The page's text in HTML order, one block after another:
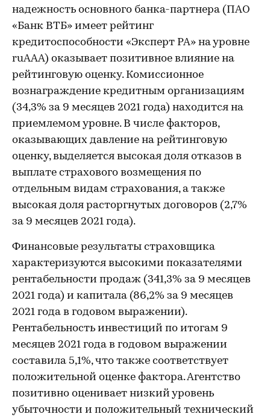
надежность основного банка-партнера (ПАО
«Банк ВТБ» имеет рейтинг
кредитоспособности «Эксперт РА» на уровне
ruAAА) оказывает позитивное влияние на
рейтинговую оценку. Комиссионное
вознаграждение кредитным организациям
(34,3% за 9 месяцев 2021 года) находится на
приемлемом уровне. В числе факторов,
оказывающих давление на рейтинговую
оценку, выделяется высокая доля отказов в
выплате страхового возмещения по
отдельным видам страхования, а также
высокая доля расторгнутых договоров (2,7%
за 9 месяцев 2021 года).
Финансовые результаты страховщика
характеризуются высокими показателями
рентабельности продаж (341,3% за 9 месяцев
2021 года) и капитала (86,2% за 9 месяцев
2021 года в годовом выражении).
Рентабельность инвестиций по итогам 9
месяцев 2021 года в годовом выражении
составила 5,1%, что также соответствует
положительной оценке фактора. Агентство
позитивно оценивает низкий уровень
убыточности и положительный технический